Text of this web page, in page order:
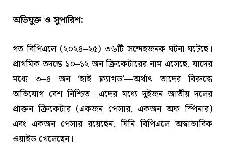
অভিযুক্ত ও সুপারিশ:
গত বিপিএলে (২০২৪–২৫) ৩৬টি সন্দেহজনক ঘটনা ঘটেছে।
প্রাথমিক তদন্তে ১০–১২ জন ক্রিকেটারের নাম এসেছে, যাদের
মধ্যে ৩–৪ জন ‘হাই ফ্ল্যাগড’—অর্থাৎ তাদের বিরুদ্ধে
অভিযোগ বেশ নিশ্চিত। এদের মধ্যে দুইজন জাতীয় দলের
প্রাক্তন ক্রিকেটার (একজন পেসার, একজন অফ স্পিনার)
এবং একজন পেসার রয়েছেন, যিনি বিপিএলে অস্বাভাবিক
ওয়াইড খেলেছেন।